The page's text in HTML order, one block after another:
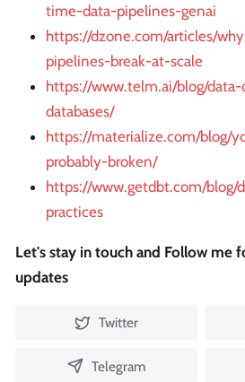
time-data-pipelines-genai
https://dzone.com/articles/
pipelines-break-at-scale
https://www.telm.ai/blog/
databases/
https://materialize.com/blog/
probably-broken/
https://www.getdbt.com/blog/
practices
Let's stay in touch and Follow me
updates
Twitter
Telegram